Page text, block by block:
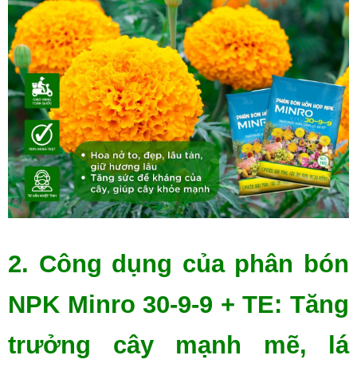
2. Công dụng của phân bón
NPK Minro 30-9-9 + TE: Tăng
trưởng cây mạnh mẽ, lá